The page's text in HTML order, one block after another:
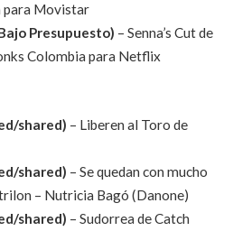
para Movistar
Presupuesto) – Senna’s Cut de
Colombia para Netflix
shared) – Liberen al Toro de
shared) – Se quedan con mucho
– Nutricia Bagó (Danone)
shared) – Sudorrea de Catch